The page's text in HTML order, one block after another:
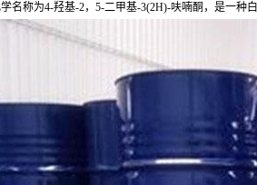
名称为4-羟基-2，5-二甲基-3(2H)-呋喃酮，是一